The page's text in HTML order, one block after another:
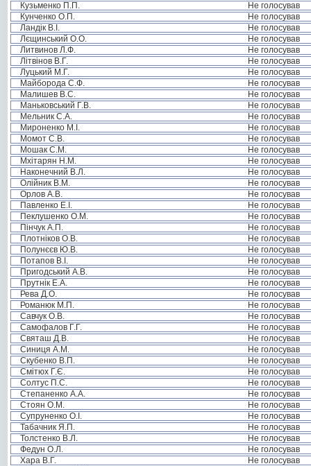
Кузьменко П.П.
Не голосував
Кунченко О.П.
Не голосував
Ландік В.І.
Не голосував
Лєщинський О.О.
Не голосував
Литвинов Л.Ф.
Не голосував
Літвінов В.Г.
Не голосував
Луцький М.Г.
Не голосував
Майборода С.Ф.
Не голосував
Малишев В.С.
Не голосував
Маньковський Г.В.
Не голосував
Мельник С.А.
Не голосував
Мироненко М.І.
Не голосував
Момот С.В.
Не голосував
Мошак С.М.
Не голосував
Мхітарян Н.М.
Не голосував
Наконечний В.Л.
Не голосував
Олійник В.М.
Не голосував
Орлов А.В.
Не голосував
Павленко Е.І.
Не голосував
Пеклушенко О.М.
Не голосував
Пінчук А.П.
Не голосував
Плотніков О.В.
Не голосував
Полунєєв Ю.В.
Не голосував
Потапов В.І.
Не голосував
Пригодський А.В.
Не голосував
Прутнік Е.А.
Не голосував
Рева Д.О.
Не голосував
Романюк М.П.
Не голосував
Савчук О.В.
Не голосував
Самофалов Г.Г.
Не голосував
Святаш Д.В.
Не голосував
Синиця А.М.
Не голосував
Скубенко В.П.
Не голосував
Смітюх Г.Є.
Не голосував
Солтус П.С.
Не голосував
Степаненко А.А.
Не голосував
Стоян О.М.
Не голосував
Супруненко О.І.
Не голосував
Табачник Я.П.
Не голосував
Толстенко В.Л.
Не голосував
Федун О.Л.
Не голосував
Хара В.Г.
Не голосував